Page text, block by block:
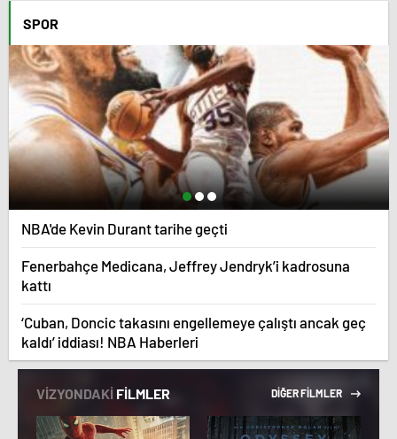
SPOR
NBA'de Kevin Durant tarihe geçti
Fenerbahçe Medicana, Jeffrey Jendryk’i kadrosuna
kattı
‘Cuban, Doncic takasını engellemeye çalıştı ancak geç
kaldı’ iddiası! NBA Haberleri
VİZYONDAKİ FİLMLER DİĞER FİLMLER